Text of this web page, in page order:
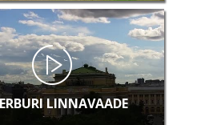
LINNAVAADE